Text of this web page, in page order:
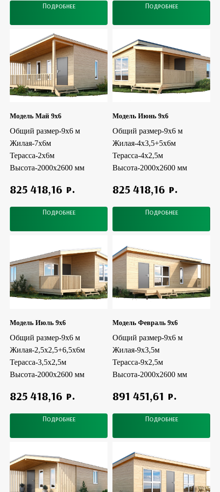
Подробнее Подробнее
Модель Май 9x6
Общий размер-9х6 м
Жилая-7х6м
Терасса-2х6м
Высота-2000х2600 мм
825 418,16 р.
Подробнее
Модель Июнь 9x6
Общий размер-9х6 м
Жилая-4х3,5+5х6м
Терасса-4х2,5м
Высота-2000х2600 мм
825 418,16 р.
Подробнее
Модель Июль 9x6
Общий размер-9х6 м
Жилая-2,5х2,5+6,5х6м
Терасса-3,5х2,5м
Высота-2000х2600 мм
825 418,16 р.
Подробнее
Модель Февраль 9x6
Общий размер-9х6 м
Жилая-9х3,5м
Терасса-9х2,5м
Высота-2000х2600 мм
891 451,61 р.
Подробнее